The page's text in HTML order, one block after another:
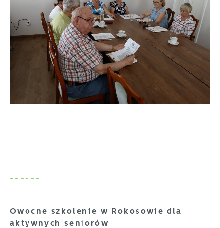
------
Owocne szkolenie w Rokosowie dla
aktywnych seniorów